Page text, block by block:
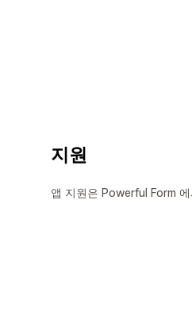
지원
앱 지원은 Powerful Form